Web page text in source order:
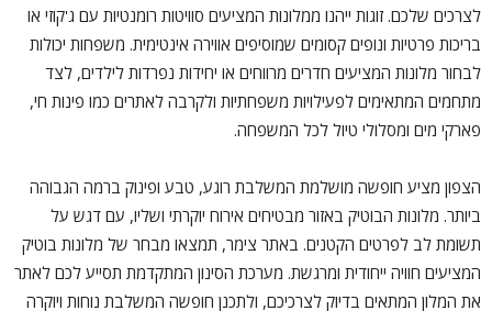
לצרכים שלכם. זוגות ייהנו ממלונות המציעים סוויטות רומנטיות עם ג'קוזי או
בריכות פרטיות ונופים קסומים שמוסיפים אווירה אינטימית. משפחות יכולות
לבחור מלונות המציעים חדרים מרווחים או יחידות נפרדות לילדים, לצד
מתחמים המתאימים לפעילויות משפחתיות ולקרבה לאתרים כמו פינות חי,
פארקי מים ומסלולי טיול לכל המשפחה.
הצפון מציע חופשה מושלמת המשלבת רוגע, טבע ופינוק ברמה הגבוהה
ביותר. מלונות הבוטיק באזור מבטיחים אירוח יוקרתי ושליו, עם דגש על
תשומת לב לפרטים הקטנים. באתר צימר, תמצאו מבחר של מלונות בוטיק
המציעים חוויה ייחודית ומרגשת. מערכת הסינון המתקדמת תסייע לכם לאתר
את המלון המתאים בדיוק לצרכיכם, ולתכנן חופשה המשלבת נוחות ויוקרה